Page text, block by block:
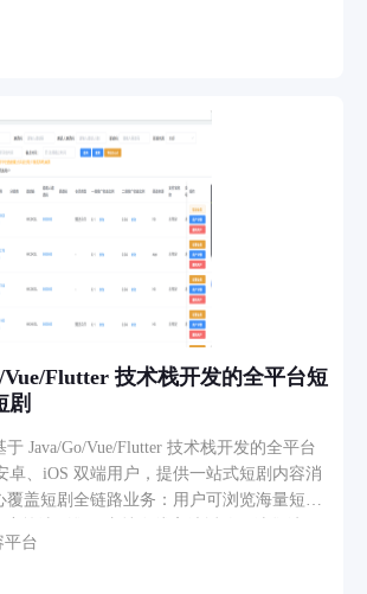
Vue/Flutter 技术栈开发的全平台短
剧
Java/Go/Vue/Flutter 技术栈开发的全平台
卓、iOS 双端用户，提供一站式短剧内容消
覆盖短剧全链路业务：用户可浏览海量短剧
会员订阅、单集付费、充值打赏等商业化
追剧需求；同时搭建完善的用户中心，支
平台